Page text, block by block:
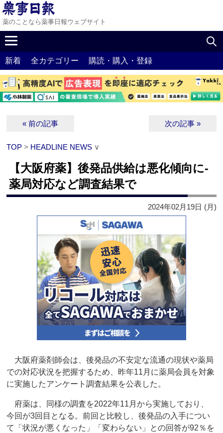
薬のことなら薬事日報ウェブサイト
新着 全カテゴリー 購読・購入・登録
« 前の記事 次の記事 »
TOP > HEADLINE NEWS ∨
【大阪府薬】後発品供給は悪化傾向に‐
薬局対応など調査結果で
2024年02月19日 (月)
大阪府薬剤師会は、後発品の不安定な流通の現状や薬局
での対応状況を把握するため、昨年11月に薬局会員を対象
に実施したアンケート調査結果を公表した。
府薬は、同様の調査を2022年11月から実施しており、
今回が3回目となる。前回と比較し、後発品の入手につい
て「状況が悪くなった」「変わらない」との回答が92％を